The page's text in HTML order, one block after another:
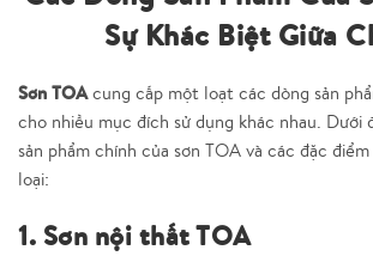
Sự Khác Biệt Giữa
Sơn TOAcung cấp một loạt các dòng sản
cho nhiều mục đích sử dụng khác nhau. Dưới
sản phẩm chính của sơn TOA và các đặc
loại:
1. Sơn nội thất TOA